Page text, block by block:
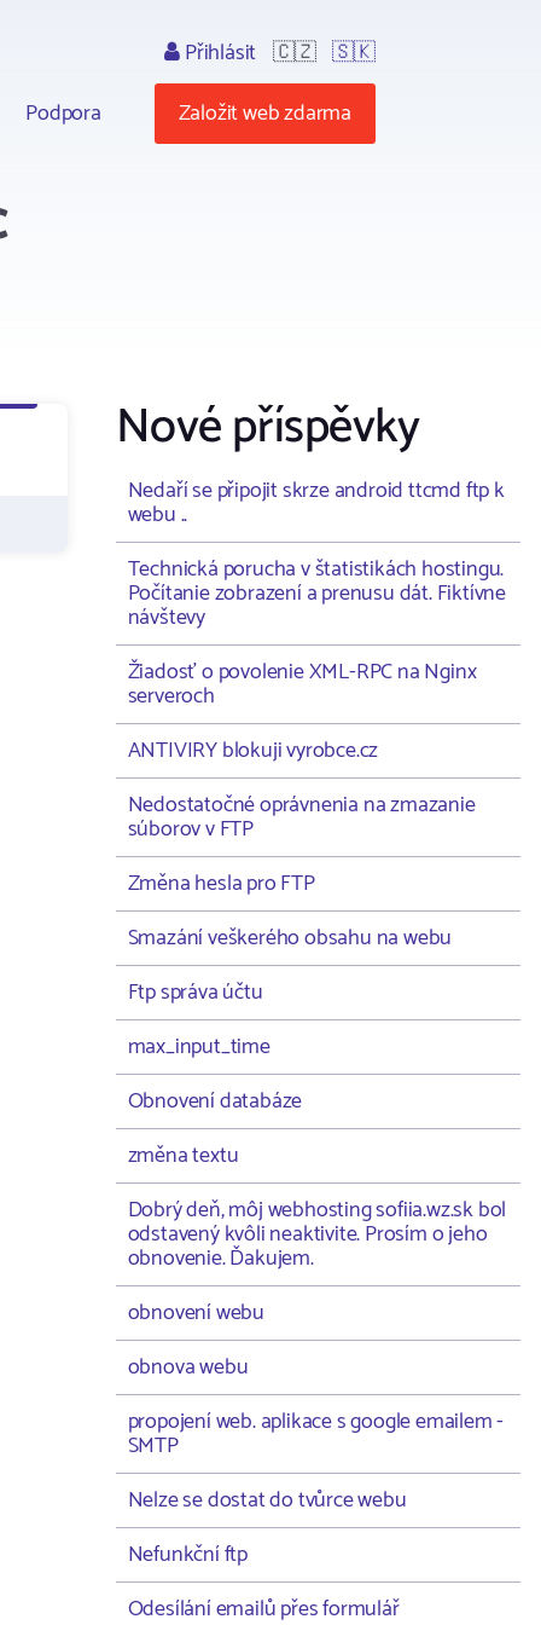
Podpora
Přihlásit 🇨🇿 🇸🇰
Založit web zdarma
Nové příspěvky
Nedaří se připojit skrze android ttcmd ftp k
webu ..
Technická porucha v štatistikách hostingu.
Počítanie zobrazení a prenusu dát. Fiktívne
návštevy
Žiadosť o povolenie XML-RPC na Nginx
serveroch
ANTIVIRY blokuji vyrobce.cz
Nedostatočné oprávnenia na zmazanie
súborov v FTP
Změna hesla pro FTP
Smazání veškerého obsahu na webu
Ftp správa účtu
max_input_time
Obnovení databáze
změna textu
Dobrý deň, môj webhosting sofiia.wz.sk bol
odstavený kvôli neaktivite. Prosím o jeho
obnovenie. Ďakujem.
obnovení webu
obnova webu
propojení web. aplikace s google emailem -
SMTP
Nelze se dostat do tvůrce webu
Nefunkční ftp
Odesílání emailů přes formulář